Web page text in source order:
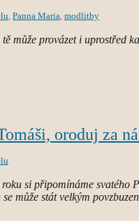
, Panna Maria, modlitby
může provázet i uprostřed
oroduj za
si připomínáme svatého
může stát velkým